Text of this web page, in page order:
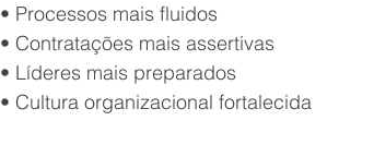
• Processos mais fluidos
• Contratações mais assertivas
• Líderes mais preparados
• Cultura organizacional fortalecida